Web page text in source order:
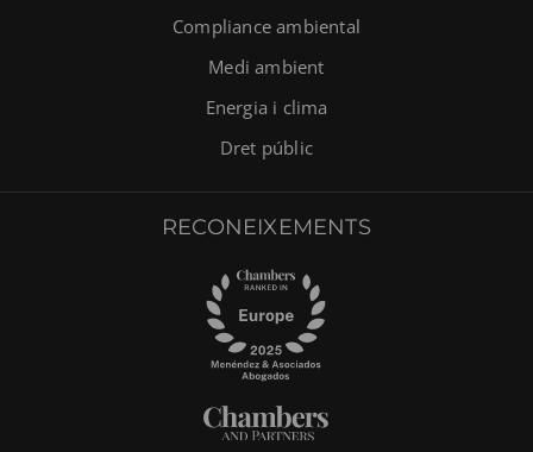
Compliance ambiental
Medi ambient
Energia i clima
Dret públic
RECONEIXEMENTS